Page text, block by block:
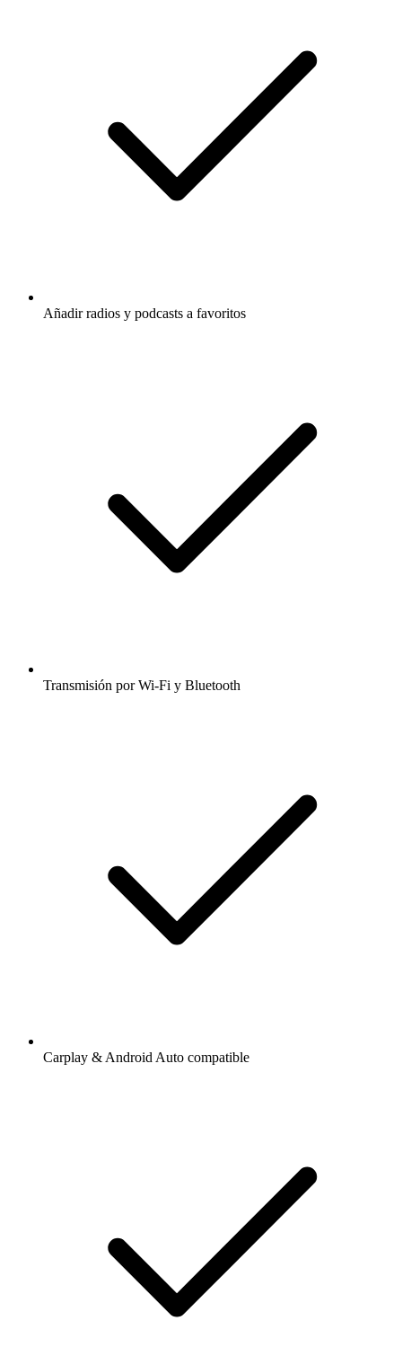
Añadir radios y podcasts a favoritos
Transmisión por Wi-Fi y Bluetooth
Carplay & Android Auto compatible